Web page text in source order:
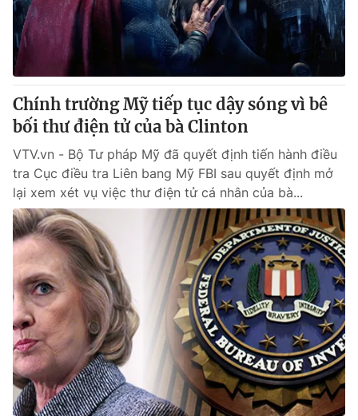
Chính trường Mỹ tiếp tục dậy sóng vì bê
bối thư điện tử của bà Clinton
VTV.vn - Bộ Tư pháp Mỹ đã quyết định tiến hành điều
tra Cục điều tra Liên bang Mỹ FBI sau quyết định mở
lại xem xét vụ việc thư điện tử cá nhân của bà...